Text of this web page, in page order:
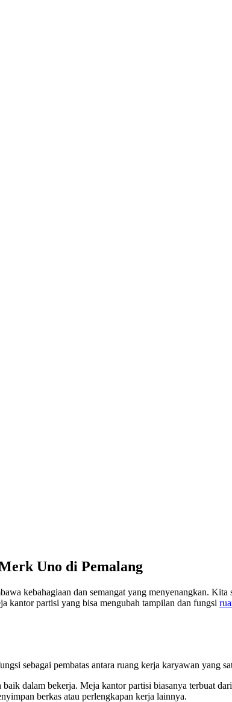
Uno di Pemalang
kebahagiaan dan semangat yang menyenangkan. Kita
kantor partisi yang bisa mengubah tampilan dan fungsi
sebagai pembatas antara ruang kerja karyawan yang
dalam bekerja. Meja kantor partisi biasanya terbuat
berkas atau perlengkapan kerja lainnya.